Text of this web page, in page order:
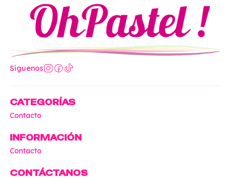
Síguenos
CATEGORÍAS
Contacto
INFORMACIÓN
Contacto
CONTÁCTANOS